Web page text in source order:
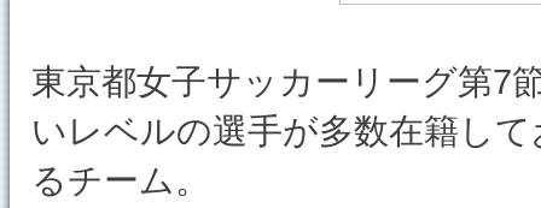
東京都女子サッカーリーグ第7
いレベルの選手が多数在籍し
るチーム。